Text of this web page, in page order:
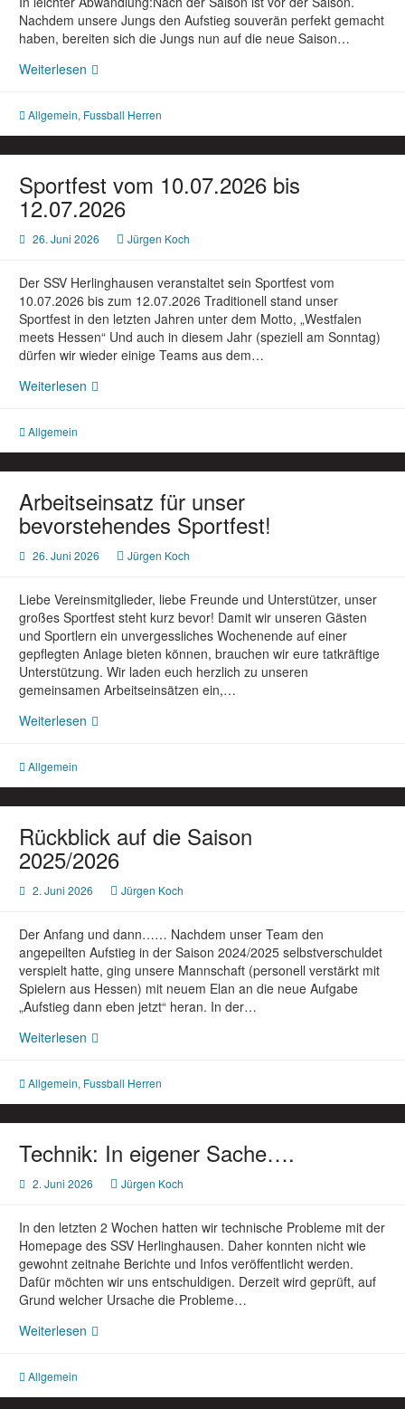
Nachdem unsere Jungs den Aufstieg souverän perfekt gemacht
haben, bereiten sich die Jungs nun auf die neue Saison…
Weiterlesen Vorbereitung
neue
Fußball-
Saison
2026/2027
Allgemein, Fussball Herren
Sportfest vom 10.07.2026 bis
12.07.2026
26. Juni 2026 Jürgen Koch
Der SSV Herlinghausen veranstaltet sein Sportfest vom
10.07.2026 bis zum 12.07.2026 Traditionell stand unser
Sportfest in den letzten Jahren unter dem Motto, „Westfalen
meets Hessen“ Und auch in diesem Jahr (speziell am Sonntag)
dürfen wir wieder einige Teams aus dem…
Weiterlesen Sportfest
12.07.2026
Allgemein
Arbeitseinsatz für unser
bevorstehendes Sportfest!
26. Juni 2026 Jürgen Koch
Liebe Vereinsmitglieder, liebe Freunde und Unterstützer, ​unser
großes Sportfest steht kurz bevor! Damit wir unseren Gästen
und Sportlern ein unvergessliches Wochenende auf einer
gepflegten Anlage bieten können, brauchen wir eure tatkräftige
Unterstützung. ​Wir laden euch herzlich zu unseren
gemeinsamen Arbeitseinsätzen ein,…
Weiterlesen Arbeitseinsatz
Sportfest!
Allgemein
Rückblick auf die Saison
2025/2026
2. Juni 2026 Jürgen Koch
Der Anfang und dann…… Nachdem unser Team den
angepeilten Aufstieg in der Saison 2024/2025 selbstverschuldet
verspielt hatte, ging unsere Mannschaft (personell verstärkt mit
Spielern aus Hessen) mit neuem Elan an die neue Aufgabe
„Aufstieg dann eben jetzt“ heran. In der…
Weiterlesen Rückblick
Saison
2025/2026
Allgemein, Fussball Herren
Technik: In eigener Sache….
2. Juni 2026 Jürgen Koch
In den letzten 2 Wochen hatten wir technische Probleme mit der
Homepage des SSV Herlinghausen. Daher konnten nicht wie
gewohnt zeitnahe Berichte und Infos veröffentlicht werden.
Dafür möchten wir uns entschuldigen. Derzeit wird geprüft, auf
Grund welcher Ursache die Probleme…
Weiterlesen Technik:
Allgemein